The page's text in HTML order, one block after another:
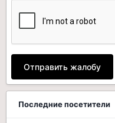
Отправить жалобу
Последние посетители